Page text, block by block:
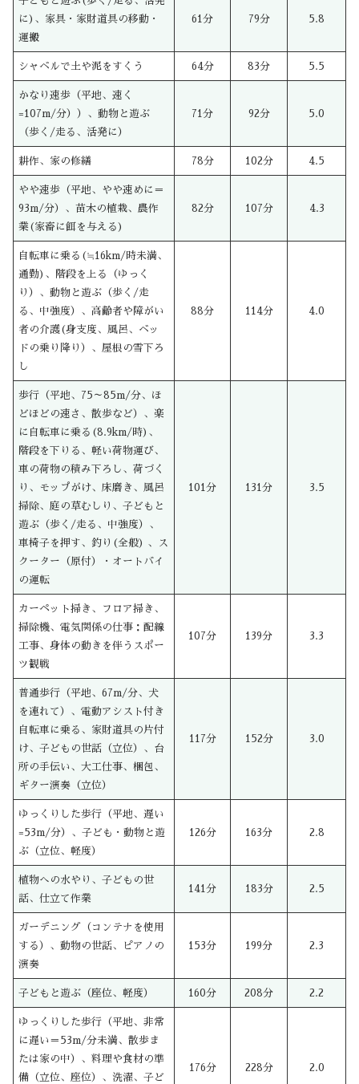
に)、家具・家財道具の移動・
運搬
61分 79分 5.8
シャベルで土や泥をすくう 64分 83分 5.5
かなり速歩（平地、速く
=107m/分））、動物と遊ぶ
（歩く/走る、活発に）
71分 92分 5.0
耕作、家の修繕 78分 102分 4.5
やや速歩（平地、やや速めに＝
93m/分）、苗木の植栽、農作
業(家畜に餌を与える)
82分 107分 4.3
自転車に乗る(≒16km/時未満、
通勤)、階段を上る（ゆっく
り）、動物と遊ぶ（歩く/走
る、中強度）、高齢者や障がい
者の介護(身支度、風呂、ベッ
ドの乗り降り）、屋根の雪下ろ
し
88分 114分 4.0
歩行（平地、75～85m/分、ほ
どほどの速さ、散歩など）、楽
に自転車に乗る(8.9km/時)、
階段を下りる、軽い荷物運び、
車の荷物の積み下ろし、荷づく
り、モップがけ、床磨き、風呂
掃除、庭の草むしり、子どもと
遊ぶ（歩く/走る、中強度）、
車椅子を押す、釣り(全般) 、ス
クーター（原付）・オートバイ
の運転
101分 131分 3.5
カーペット掃き、フロア掃き、
掃除機、電気関係の仕事：配線
工事、身体の動きを伴うスポー
ツ観戦
107分 139分 3.3
普通歩行（平地、67m/分、犬
を連れて）、電動アシスト付き
自転車に乗る、家財道具の片付
け、子どもの世話（立位）、台
所の手伝い、大工仕事、梱包、
ギター演奏（立位）
117分 152分 3.0
ゆっくりした歩行（平地、遅い
=53m/分）、子ども・動物と遊
ぶ（立位、軽度）
126分 163分 2.8
植物への水やり、子どもの世
話、仕立て作業
141分 183分 2.5
ガーデニング（コンテナを使用
する）、動物の世話、ピアノの
演奏
153分 199分 2.3
子どもと遊ぶ（座位、軽度） 160分 208分 2.2
ゆっくりした歩行（平地、非常
に遅い＝53m/分未満、散歩ま
たは家の中）、料理や食材の準
備（立位、座位）、洗濯、子ど
176分 228分 2.0